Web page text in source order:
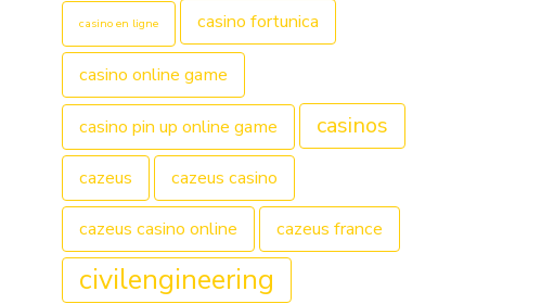
casino en ligne casino fortunica
casino online game
casino pin up online game casinos
cazeus cazeus casino
cazeus casino online cazeus france
civilengineering